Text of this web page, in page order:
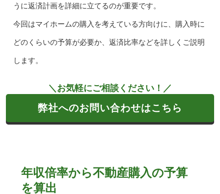
うに返済計画を詳細に立てるのが重要です。
今回はマイホームの購入を考えている方向けに、購入時に
どのくらいの予算が必要か、返済比率などを詳しくご説明
します。
＼お気軽にご相談ください！／
弊社へのお問い合わせはこちら
年収倍率から不動産購入の予算
を算出